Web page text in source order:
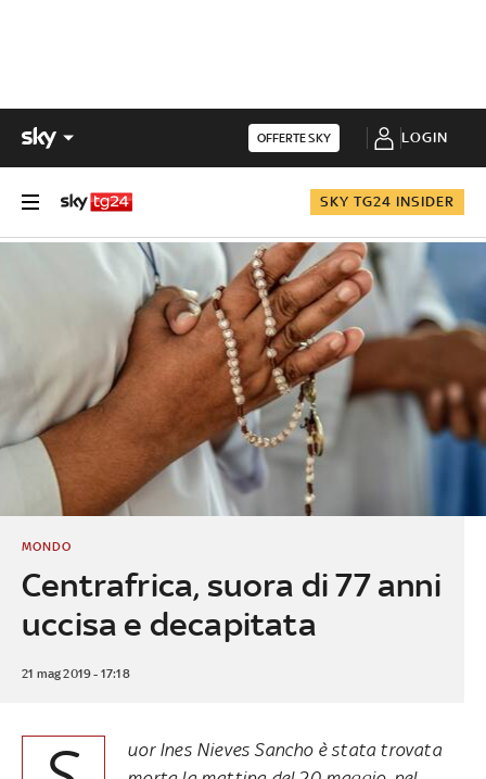
OFFERTE SKY LOGIN
SKY TG24 INSIDER
Centrafrica, suora di 77 anni
uccisa e decapitata
MONDO
21 mag 2019 - 17:18
uor Ines Nieves Sancho è stata trovata